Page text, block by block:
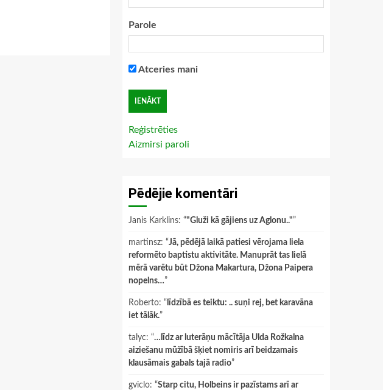
Parole
Atceries mani
Reģistrēties
Aizmirsi paroli
Pēdējie komentāri
Janis Karklins: “"Gluži kā gājiens uz Aglonu.."”
martinsz: “Jā, pēdējā laikā patiesi vērojama liela
reformēto baptistu aktivitāte. Manuprāt tas lielā
mērā varētu būt Džona Makartura, Džona Paipera
nopelns…”
Roberto: “ līdzībā es teiktu: .. suņi rej, bet karavāna
iet tālāk.”
talyc: “…līdz ar luterāņu mācītāja Ulda Rožkalna
aiziešanu mūžībā šķiet nomiris arī beidzamais
klausāmais gabals tajā radio”
gviclo: “Starp citu, Holbeins ir pazīstams arī ar